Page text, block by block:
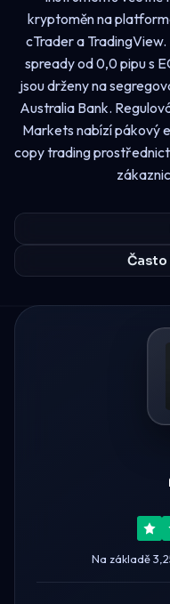
kryptoměn na
cTrader a
spready od 0,0 pipu s
jsou drženy na
Australia Bank.
Markets nabízí pákový
copy trading
Často
Na základě